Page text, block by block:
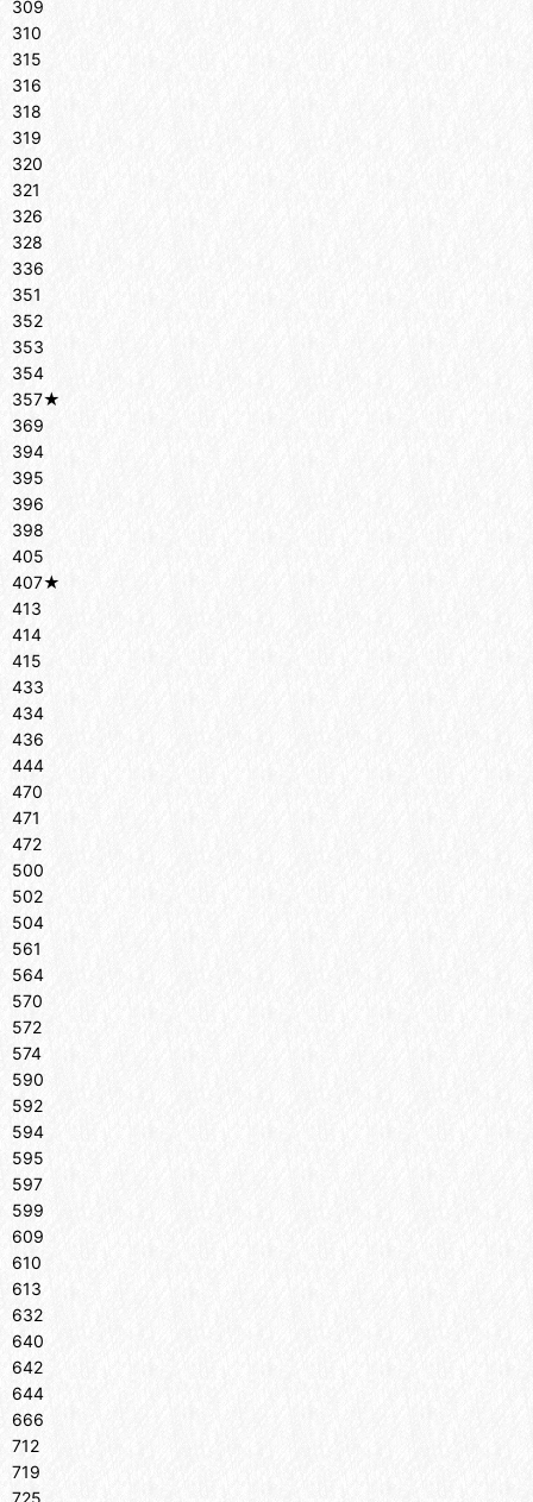
309
310
315
316
318
319
320
321
326
328
336
351
352
353
354
357★
369
394
395
396
398
405
407★
413
414
415
433
434
436
444
470
471
472
500
502
504
561
564
570
572
574
590
592
594
595
597
599
609
610
613
632
640
642
644
666
712
719